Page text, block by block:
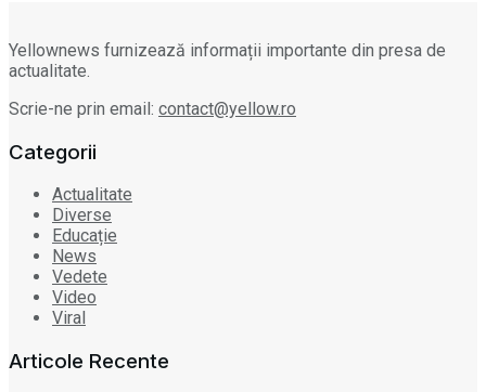
Yellownews furnizează informații importante din presa de
actualitate.
Scrie-ne prin email: contact@yellow.ro
Categorii
Actualitate
Diverse
Educație
News
Vedete
Video
Viral
Articole Recente